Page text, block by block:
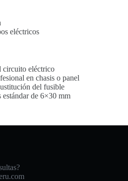
eléctricos
circuito eléctrico
en chasis o panel
del fusible
de 6×30 mm